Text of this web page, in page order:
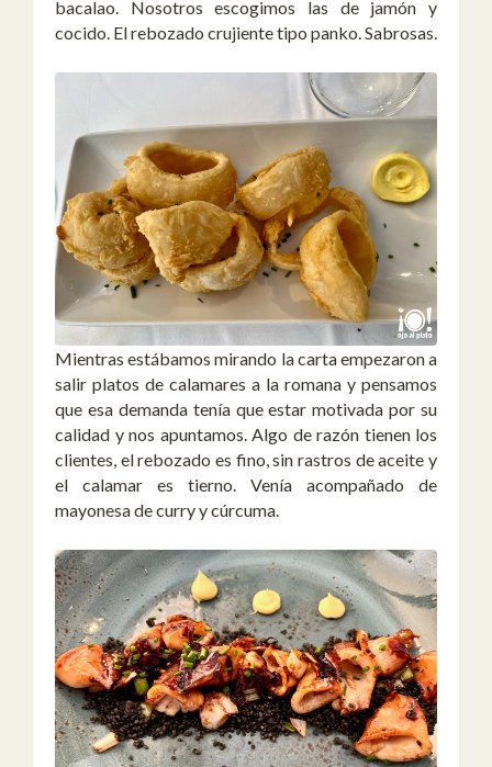
bacalao. Nosotros escogimos las de jamón y
cocido. El rebozado crujiente tipo panko. Sabrosas.
Mientras estábamos mirando la carta empezaron a
salir platos de calamares a la romana y pensamos
que esa demanda tenía que estar motivada por su
calidad y nos apuntamos. Algo de razón tienen los
clientes, el rebozado es fino, sin rastros de aceite y
el calamar es tierno. Venía acompañado de
mayonesa de curry y cúrcuma.